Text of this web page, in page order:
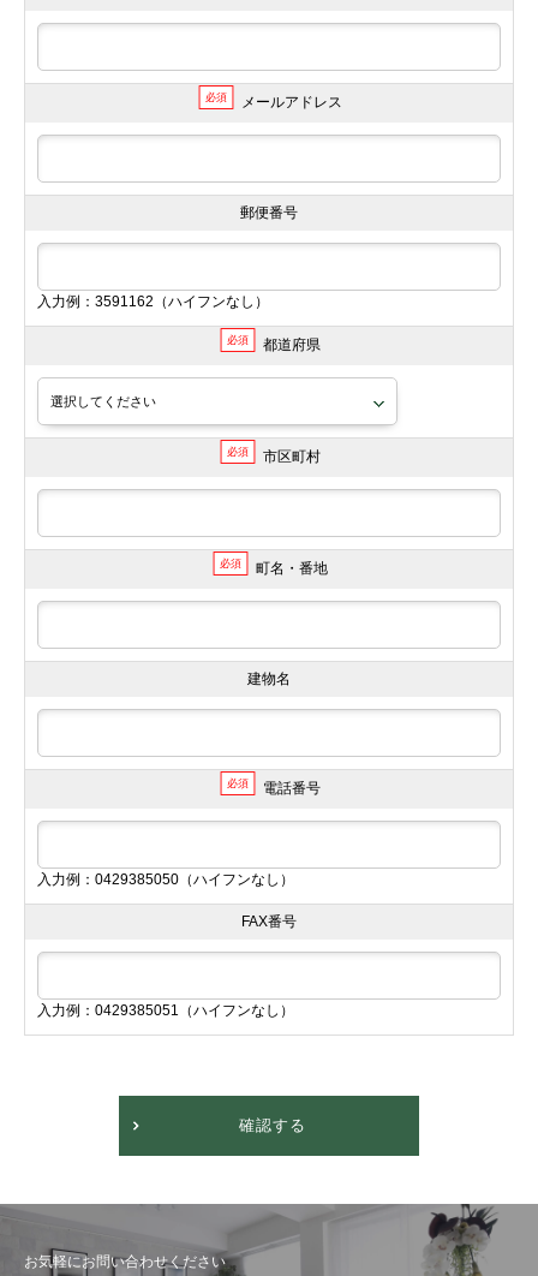
必須 メールアドレス
郵便番号
入力例：3591162（ハイフンなし）
必須 都道府県
必須 市区町村
必須 町名・番地
建物名
必須 電話番号
入力例：0429385050（ハイフンなし）
FAX番号
入力例：0429385051（ハイフンなし）
確認する
お気軽にお問い合わせください